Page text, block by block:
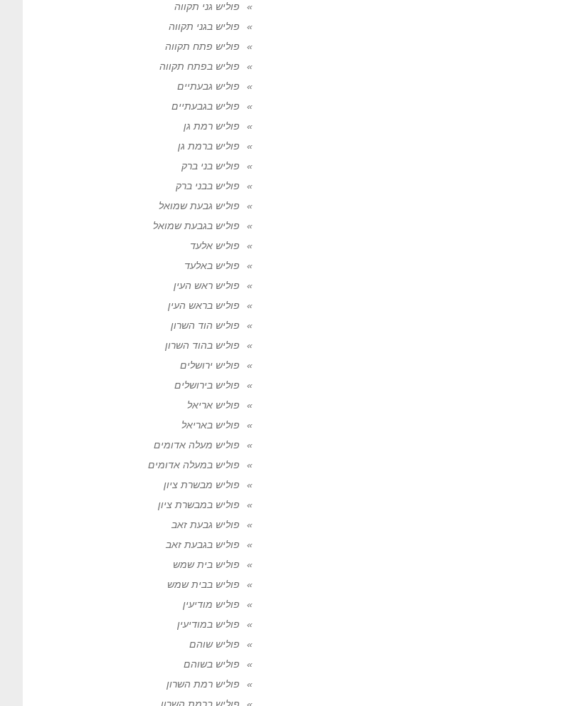
פוליש גני תקווה
פוליש בגני תקווה
פוליש פתח תקווה
פוליש בפתח תקווה
פוליש גבעתיים
פוליש בגבעתיים
פוליש רמת גן
פוליש ברמת גן
פוליש בני ברק
פוליש בבני ברק
פוליש גבעת שמואל
פוליש בגבעת שמואל
פוליש אלעד
פוליש באלעד
פוליש ראש העין
פוליש בראש העין
פוליש הוד השרון
פוליש בהוד השרון
פוליש ירושלים
פוליש בירושלים
פוליש אריאל
פוליש באריאל
פוליש מעלה אדומים
פוליש במעלה אדומים
פוליש מבשרת ציון
פוליש במבשרת ציון
פוליש גבעת זאב
פוליש בגבעת זאב
פוליש בית שמש
פוליש בבית שמש
פוליש מודיעין
פוליש במודיעין
פוליש שוהם
פוליש בשוהם
פוליש רמת השרון